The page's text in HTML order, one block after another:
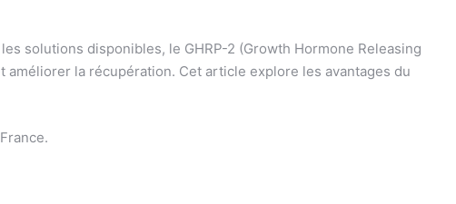
solutions disponibles, le GHRP-2 (Growth Hormone Releasing
la récupération. Cet article explore les avantages du